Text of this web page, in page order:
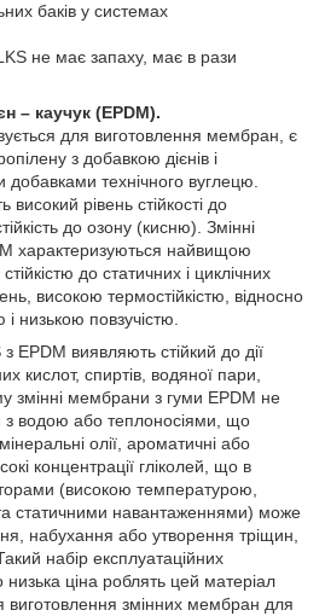
баків у системах
не має запаху, має в рази
– каучук (EPDM).
для виготовлення мембран, є
з добавкою дієнів і
технічного вуглецю.
рівень стійкості до
до озону (кисню). Змінні
характеризуються найвищою
до статичних і циклічних
високою термостійкістю, відносно
і низькою повзучістю.
EPDM виявляють стійкий до дії
кислот, спиртів, водяної пари,
змінні мембрани з гуми EPDM не
з водою або теплоносіями, що
олії, ароматичні або
концентрації гліколей, що в
(високою температурою,
статичними навантаженнями) може
набухання або утворення тріщин,
набір експлуатаційних
ціна роблять цей матеріал
змінних мембран для